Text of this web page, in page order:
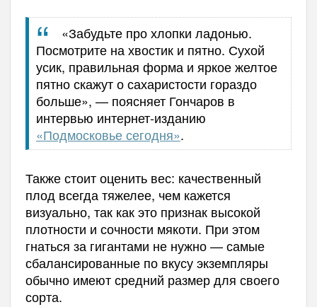
«Забудьте про хлопки ладонью.
Посмотрите на хвостик и пятно. Сухой
усик, правильная форма и яркое желтое
пятно скажут о сахаристости гораздо
больше», — поясняет Гончаров в
интервью интернет-изданию
«Подмосковье сегодня».
Также стоит оценить вес: качественный
плод всегда тяжелее, чем кажется
визуально, так как это признак высокой
плотности и сочности мякоти. При этом
гнаться за гигантами не нужно — самые
сбалансированные по вкусу экземпляры
обычно имеют средний размер для своего
сорта.